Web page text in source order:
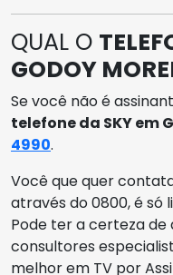
QUAL O
GODOY
Se você não é
telefone da SKY em
4990.
Você que quer
através do 0800, é só
Pode ter a certeza de
consultores
melhor em TV por